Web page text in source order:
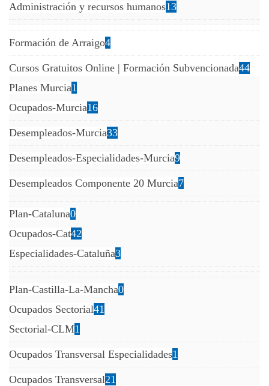
Administración y recursos humanos13
Formación de Arraigo4
Cursos Gratuitos Online | Formación Subvencionada44
Planes Murcia1
Ocupados-Murcia16
Desempleados-Murcia33
Desempleados-Especialidades-Murcia9
Desempleados Componente 20 Murcia7
Plan-Cataluna0
Ocupados-Cat42
Especialidades-Cataluña3
Plan-Castilla-La-Mancha0
Ocupados Sectorial41
Sectorial-CLM1
Ocupados Transversal Especialidades1
Ocupados Transversal21